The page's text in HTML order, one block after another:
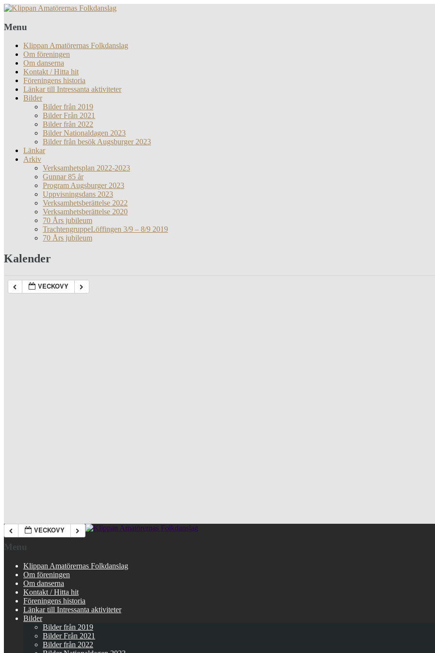
Menu
Klippan Amatörernas Folkdanslag
Om föreningen
Om danserna
Kontakt / Hitta hit
Föreningens historia
Länkar till Intressanta aktiviteter
Bilder
Bilder från 2019
Bilder Från 2021
Bilder från 2022
Bilder Nationaldagen 2023
Bilder från besök Augsburger 2023
Länkar
Arkiv
Verksamhetsplan 2022-2023
Gunnar 85 år
Program Augsburger 2023
Uppvisningsdans 2023
Verksamhetsberättelse 2022
Verksamhetsberättelse 2020
70 Års jubileum
TrachtengruppeLöffingen 3/9 – 8/9 2019
70 Års jubileum
Kalender
VECKOVY
VECKOVY
Menu
Klippan Amatörernas Folkdanslag
Om föreningen
Om danserna
Kontakt / Hitta hit
Föreningens historia
Länkar till Intressanta aktiviteter
Bilder
Bilder från 2019
Bilder Från 2021
Bilder från 2022